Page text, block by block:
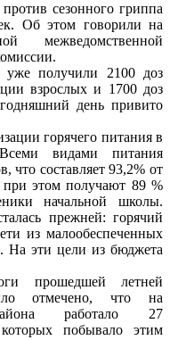
сезонного гриппа
Об этом говорили на
межведомственной
уже получили 2100 доз
взрослых и 1700 доз
день привито
горячего питания в
видами питания
что составляет 93,2% от
при этом получают 89 %
начальной школы.
прежней: горячий
из малообеспеченных
На эти цели из бюджета
прошедшей летней
отмечено, что на
работало 27
побывало этим